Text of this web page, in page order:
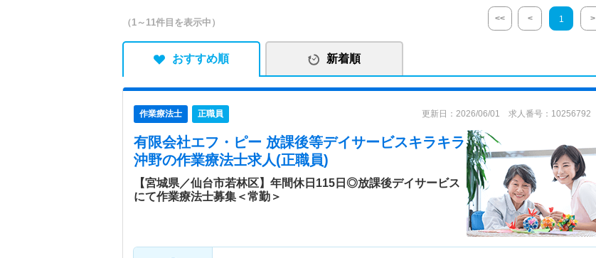
（1～11件目を表示中） << < 1 >
おすすめ順 新着順
作業療法士 正職員 更新日：2026/06/01 求人番号：10256792
有限会社エフ・ピー 放課後等デイサービスキラキラ
沖野の作業療法士求人(正職員)
【宮城県／仙台市若林区】年間休日115日◎放課後デイサービス
にて作業療法士募集＜常勤＞